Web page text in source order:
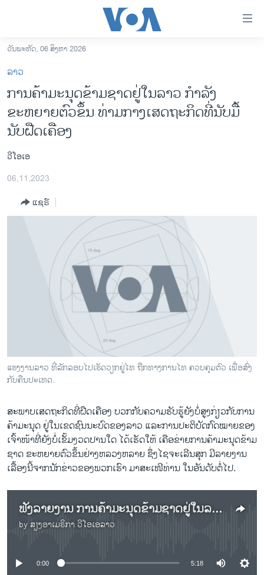
ເຂົ້າ
ຫາ
ຂ້າມ
ຂ້າມ
ໄປ
ຫາ
ຊອກ
ການເລືອກຕັ້ງ ປະທານາທີບໍດີ ສະຫະລັດ 2024
ອິດສະຫຼະພາບດ້ານການຂ່າວ
ຊຸມຊົນຊາວລາວ
ວິທະຍາສາດ-ເທັກໂນໂລຈີ
ພາສາອັງກິດ
ສຽງ
ລາຍການກະຈາຍສຽງ
ພາສາຕ່າງໆ
ວັນພະຫັດ, 06 ສິງຫາ 2026
ລາວ
ການຄ້າມະນຸດຂ້າມຊາດຢູ່ໃນລາວ ກໍາລັງ
ຂະຫຍາຍຕົວຂຶ້ນ ທ່າມກາງເສດຖະກິດທີ່ນັບມື້
ນັບຝືດເຄືອງ
ວີໂອເອ
06,11,2023
ແຊຣ໌
ແຮງງານລາວ ທີ່ລັກລອບໄປເຮັດວຽກຢູ່ໄທ ຖືກທາງການໄທ ຄວບຄຸມຕົວ ເພື່ອສົ່ງ
ກັບຄືນປະເທດ.
ສະພາບເສດຖະກິດທີ່ຝືດເຄືອງ ບວກກັບຄວາມຮັບຮູ້ຍັງບໍ່ສູງກ່ຽວກັບການ
ຄ້າມະນຸດ ຢູ່ໃນເຂດຊົນນະບົດຂອງລາວ ແລະການປະຕິບັດກົດໝາຍຂອງ
ເຈົ້າໜ້າທີ່ຍັງບໍ່ເຂັ້ມງວດປານໃດ ໄດ້ເຮັດໃຫ້ ເຄືອຂ່າຍການຄ້າມະນຸດຂ້າມ
ຊາດ ຂະຫຍາຍຕົວຂຶ້ນຢ່າງຫລວງຫລາຍ ຊຶ່ງໄຊ​ຈະ​ເລີນ​ສຸກ ມີ​ລາຍ​ງານ​
ເລື້ອງນີ້​ຈາກນັກຂ່າວຂອງພວກເຮົາ ມາສະເໜີທ່ານ ໃນອັນດັບຕໍ່ໄປ.
ຟັງລາຍງານ ການຄ້າມະນຸດຂ້າມຊາດຢູ່ໃນລາວ ກໍາລັງຂະຫຍາຍຕົວຂຶ້ນ
by ສຽງອາເມຣິກາ ວີໂອເອລາວ
No media source currently available
0:00 5:18